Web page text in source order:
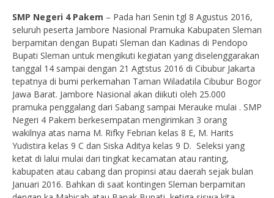
SMP Negeri 4 Pakem – Pada hari Senin tgl 8 Agustus 2016,
seluruh peserta Jambore Nasional Pramuka Kabupaten Sleman
berpamitan dengan Bupati Sleman dan Kadinas di Pendopo
Bupati Sleman untuk mengikuti kegiatan yang diselenggarakan
tanggal 14 sampai dengan 21 Agtstus 2016 di Cibubur Jakarta
tepatnya di bumi perkemahan Taman Wiladatila Cibubur Bogor
Jawa Barat. Jambore Nasional akan diikuti oleh 25.000
pramuka penggalang dari Sabang sampai Merauke mulai . SMP
Negeri 4 Pakem berkesempatan mengirimkan 3 orang
wakilnya atas nama M. Rifky Febrian kelas 8 E, M. Harits
Yudistira kelas 9 C dan Siska Aditya kelas 9 D. Seleksi yang
ketat di lalui mulai dari tingkat kecamatan atau ranting,
kabupaten atau cabang dan propinsi atau daerah sejak bulan
Januari 2016. Bahkan di saat kontingen Sleman berpamitan